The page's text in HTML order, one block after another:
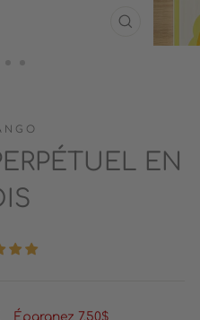
(ESC)
EN
Épargnez 7.50$